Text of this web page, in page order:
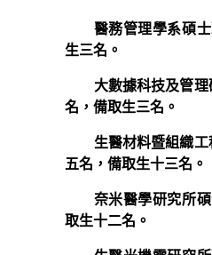
醫務管理學系碩
生三名。
大數據科技及管
名，備取生三名。
生醫材料暨組織
五名，備取生十三名。
奈米醫學研究所
取生十二名。